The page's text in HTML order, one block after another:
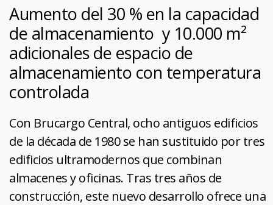
Aumento del 30 % en la capacidad
de almacenamiento y 10.000 m²
adicionales de espacio de
almacenamiento con temperatura
controlada
Con Brucargo Central, ocho antiguos edificios
de la década de 1980 se han sustituido por tres
edificios ultramodernos que combinan
almacenes y oficinas. Tras tres años de
construcción, este nuevo desarrollo ofrece una